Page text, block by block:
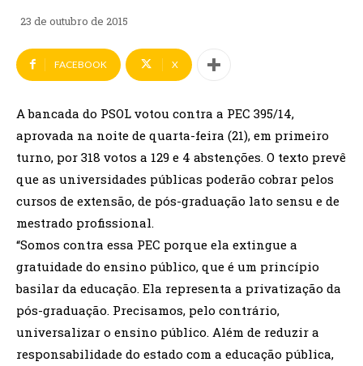
23 de outubro de 2015
FACEBOOK X
A bancada do PSOL votou contra a PEC 395/14,
aprovada na noite de quarta-feira (21), em primeiro
turno, por 318 votos a 129 e 4 abstenções. O texto prevê
que as universidades públicas poderão cobrar pelos
cursos de extensão, de pós-graduação lato sensu e de
mestrado profissional.
“Somos contra essa PEC porque ela extingue a
gratuidade do ensino público, que é um princípio
basilar da educação. Ela representa a privatização da
pós-graduação. Precisamos, pelo contrário,
universalizar o ensino público. Além de reduzir a
responsabilidade do estado com a educação pública,